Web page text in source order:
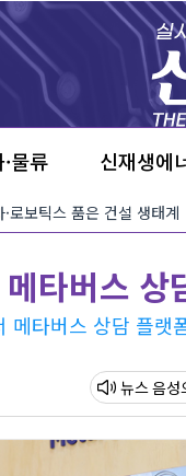
물류 신재생에
로보틱스 품은 건설 생태계
타버스 상
메타버스 상담 플랫
뉴스 음성